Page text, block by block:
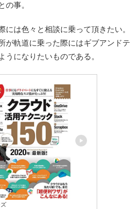
の事。
には色々と相談に乗って頂きたい。
が軌道に乗った際にはギブアンドテ
うになりたいものである。